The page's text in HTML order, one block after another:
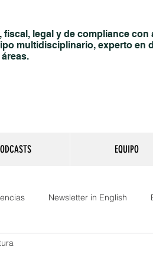
legal y de compliance con
multidisciplinario, experto en
áreas.
EQUIPO
Newsletter in English